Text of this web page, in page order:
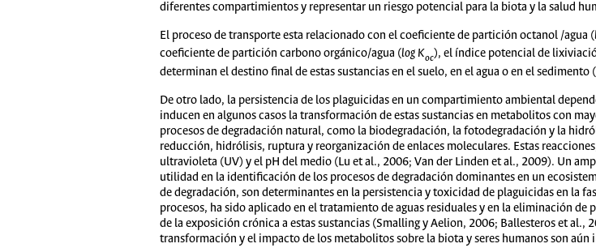
diferentes compartimientos y representar un riesgo potencial para la biota y la salud
El proceso de transporte esta relacionado con el coeficiente de partición octanol /agua (
coeficiente de partición carbono orgánico/agua (log Koc), el índice potencial de
determinan el destino final de estas sustancias en el suelo, en el agua o en el sedimento
De otro lado, la persistencia de los plaguicidas en un compartimiento ambiental
inducen en algunos casos la transformación de estas sustancias en metabolitos con
procesos de degradación natural, como la biodegradación, la fotodegradación y la
reducción, hidrólisis, ruptura y reorganización de enlaces moleculares. Estas
ultravioleta (UV) y el pH del medio (Lu et al., 2006; Van der Linden et al., 2009). Un
utilidad en la identificación de los procesos de degradación dominantes en un
de degradación, son determinantes en la persistencia y toxicidad de plaguicidas en la
procesos, ha sido aplicado en el tratamiento de aguas residuales y en la eliminación
de la exposición crónica a estas sustancias (Smalling y Aelion, 2006; Ballesteros et al.,
transformación y el impacto de los metabolitos sobre la biota y seres humanos son aún